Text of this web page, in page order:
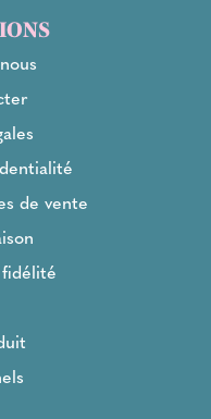
de vente